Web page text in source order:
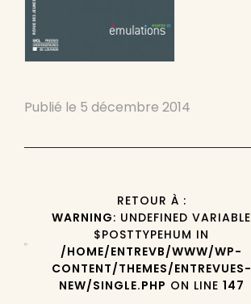
Publié le 5 décembre 2014
RETOUR À :
WARNING: UNDEFINED VARIABLE
$POSTTYPEHUM IN
/HOME/ENTREVB/WWW/WP-
CONTENT/THEMES/ENTREVUES-
NEW/SINGLE.PHP ON LINE 147